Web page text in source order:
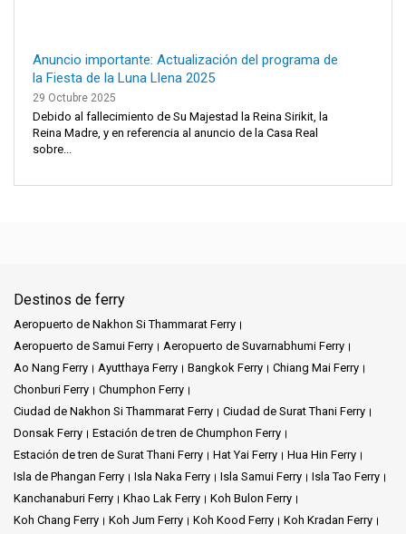
Anuncio importante: Actualización del programa de
la Fiesta de la Luna Llena 2025
29 Octubre 2025
Debido al fallecimiento de Su Majestad la Reina Sirikit, la
Reina Madre, y en referencia al anuncio de la Casa Real
sobre...
Destinos de ferry
Aeropuerto de Nakhon Si Thammarat Ferry
Aeropuerto de Samui Ferry
Aeropuerto de Suvarnabhumi Ferry
Ao Nang Ferry
Ayutthaya Ferry Bangkok Ferry
Chiang Mai Ferry
Chonburi Ferry
Chumphon Ferry
Ciudad de Nakhon Si Thammarat Ferry
Ciudad de Surat Thani Ferry
Donsak Ferry
Estación de tren de Chumphon Ferry
Estación de tren de Surat Thani Ferry
Hat Yai Ferry
Hua Hin Ferry
Isla de Phangan Ferry
Isla Naka Ferry Isla Samui Ferry
Isla Tao Ferry
Kanchanaburi Ferry
Khao Lak Ferry
Koh Bulon Ferry
Koh Chang Ferry
Koh Jum Ferry Koh Kood Ferry
Koh Kradan Ferry